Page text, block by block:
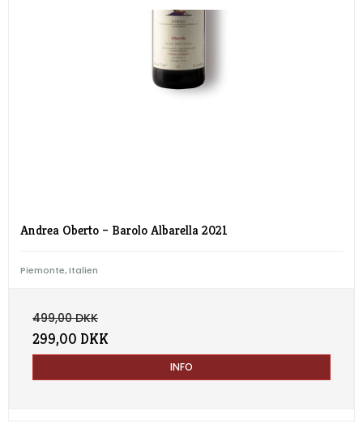
Andrea Oberto – Barolo Albarella 2021
Piemonte, Italien
499,00 DKK
299,00 DKK
INFO